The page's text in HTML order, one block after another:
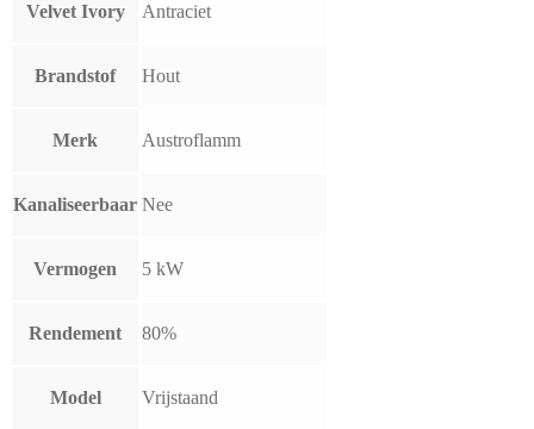
Velvet Ivory Antraciet
Brandstof Hout
Merk Austroflamm
Kanaliseerbaar Nee
Vermogen 5 kW
Rendement 80%
Model Vrijstaand